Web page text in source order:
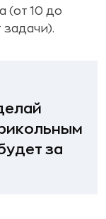
(от 10 до
за